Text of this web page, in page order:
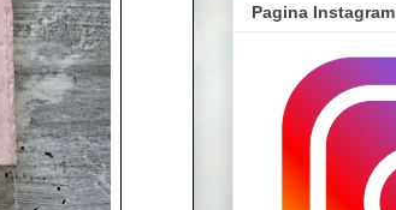
Pagina Instagram